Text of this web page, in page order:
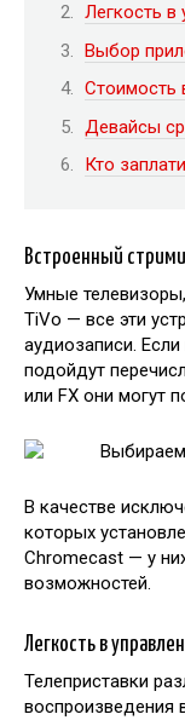
Легкость в
Выбор
Стоимость
Девайсы
Кто
Встроенный
Умные
TiVo — все эти
аудиозаписи.
подойдут
или FX они могут
В качестве
которых
Chromecast — у
возможностей.
Легкость в
Телеприставки
воспроизведения